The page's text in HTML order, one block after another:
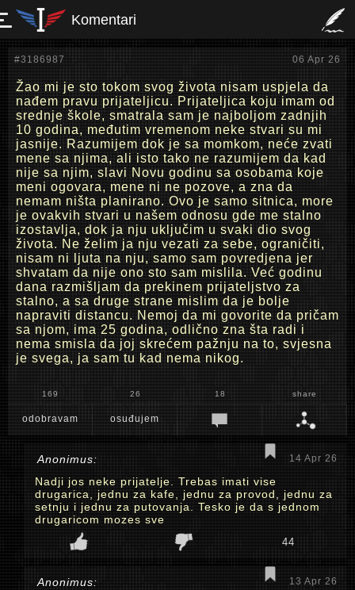
Komentari
#3186987 06 Apr 26
Žao mi je sto tokom svog života nisam uspjela da
nađem pravu prijateljicu. Prijateljica koju imam od
srednje škole, smatrala sam je najboljom zadnjih
10 godina, međutim vremenom neke stvari su mi
jasnije. Razumijem dok je sa momkom, neće zvati
mene sa njima, ali isto tako ne razumijem da kad
nije sa njim, slavi Novu godinu sa osobama koje
meni ogovara, mene ni ne pozove, a zna da
nemam ništa planirano. Ovo je samo sitnica, more
je ovakvih stvari u našem odnosu gde me stalno
izostavlja, dok ja nju uključim u svaki dio svog
života. Ne želim ja nju vezati za sebe, ograničiti,
nisam ni ljuta na nju, samo sam povredjena jer
shvatam da nije ono sto sam mislila. Već godinu
dana razmišljam da prekinem prijateljstvo za
stalno, a sa druge strane mislim da je bolje
napraviti distancu. Nemoj da mi govorite da pričam
sa njom, ima 25 godina, odlično zna šta radi i
nema smisla da joj skrećem pažnju na to, svjesna
je svega, ja sam tu kad nema nikog.
169 26 18 share
odobravam osuđujem
Anonimus: 14 Apr 26
Nadji jos neke prijatelje. Trebas imati vise
drugarica, jednu za kafe, jednu za provod, jednu za
setnju i jednu za putovanja. Tesko je da s jednom
drugaricom mozes sve
44
Anonimus: 13 Apr 26